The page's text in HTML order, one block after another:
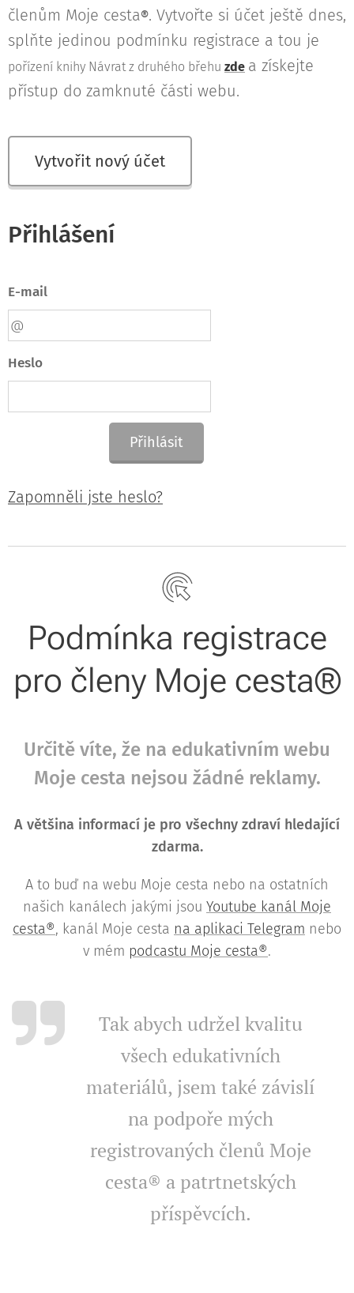
členům Moje cesta®. Vytvořte si účet ještě dnes,
splňte jedinou podmínku registrace a tou je
pořízení knihy Návrat z druhého břehu zde a získejte
přístup do zamknuté části webu.
Vytvořit nový účet
Přihlášení
E-mail
Heslo
Přihlásit
Zapomněli jste heslo?
Podmínka registrace
pro členy Moje cesta®
Určitě víte, že na edukativním webu
Moje cesta nejsou žádné reklamy.
A většina informací je pro všechny zdraví hledající
zdarma.
A to buď na webu Moje cesta nebo na ostatních
našich kanálech jakými jsou Youtube kanál Moje
cesta®, kanál Moje cesta na aplikaci Telegram nebo
v mém podcastu Moje cesta®.
Tak abych udržel kvalitu
všech edukativních
materiálů, jsem také závislí
na podpoře mých
registrovaných členů Moje
cesta® a patrtnetských
příspěvcích.